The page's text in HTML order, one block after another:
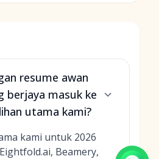
resume awan
berjaya masuk ke
utama kami?
kami untuk 2026
Beamery,